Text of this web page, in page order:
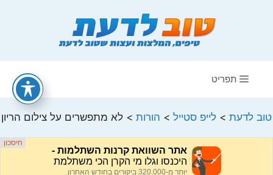
תפריט
טוב לדעת > לייפ סטייל > הורות > לא מתפשרים על צילום הריון